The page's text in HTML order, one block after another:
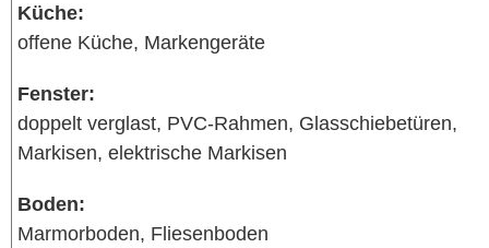
Küche:
offene Küche, Markengeräte
Fenster:
doppelt verglast, PVC-Rahmen, Glasschiebetüren,
Markisen, elektrische Markisen
Boden:
Marmorboden, Fliesenboden